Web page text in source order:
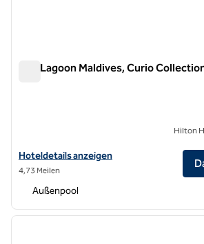
SAii Lagoon Maldives, Curio
Hoteldetails für SAii Lagoon Maldives,
Hoteldetails anzeigen
4,73 Meilen
Hilton
Außenpool
1 von 6